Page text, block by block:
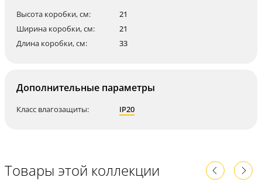
Высота коробки, см:
21
Ширина коробки, см:
21
Длина коробки, см:
33
Дополнительные параметры
Класс влагозащиты: IP20
Товары этой коллекции